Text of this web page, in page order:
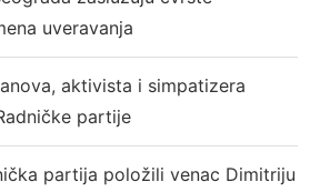
uveravanja
aktivista i simpatizera
partije
partija položili venac Dimitriju